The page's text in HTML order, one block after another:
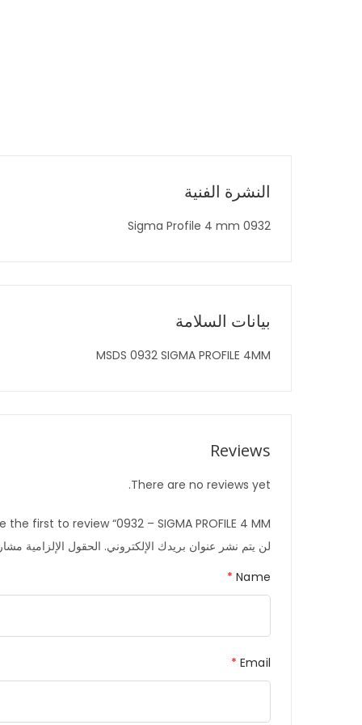
النشرة الفنية
0932 Sigma Profile 4 mm
بيانات السلامة
MSDS 0932 SIGMA PROFILE 4MM
Reviews
There are no reviews yet.
the first to review “0932 – SIGMA PROFILE 4 MM”
لن يتم نشر عنوان بريدك الإلكتروني. الحقول الإلزامية مشار
Name
*
Email
*